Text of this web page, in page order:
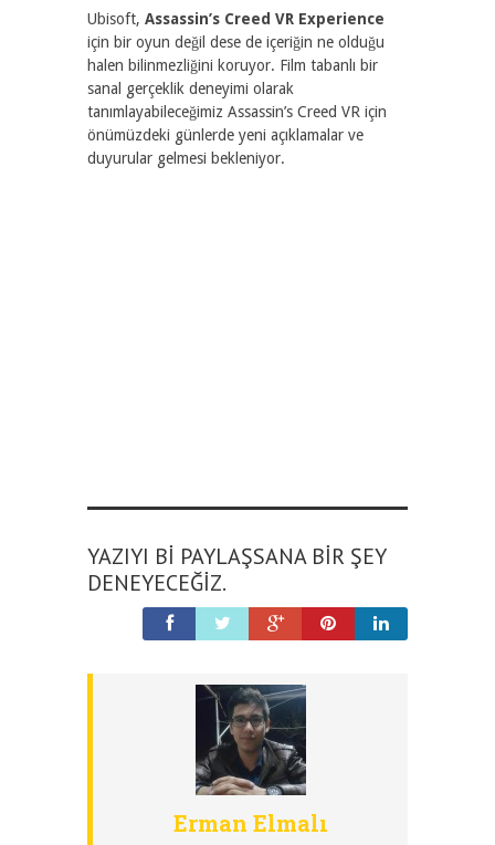
Ubisoft, Assassin’s Creed VR Experience
için bir oyun değil dese de içeriğin ne olduğu
halen bilinmezliğini koruyor. Film tabanlı bir
sanal gerçeklik deneyimi olarak
tanımlayabileceğimiz Assassin’s Creed VR için
önümüzdeki günlerde yeni açıklamalar ve
duyurular gelmesi bekleniyor.
YAZIYI BI PAYLAŞSANA BIR ŞEY
DENEYECEĞIZ.
Erman Elmalı